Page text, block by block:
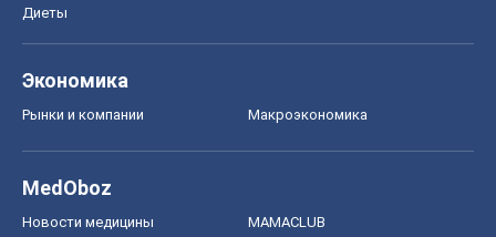
Диеты
Экономика
Рынки и компании Mакроэкономика
MedOboz
Новости медицины MAMACLUB